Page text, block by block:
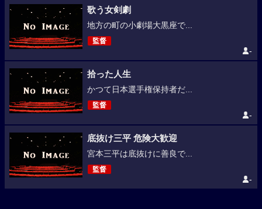
歌う女剣劇
地方の町の小劇場大黒座で...
監督
-
拾った人生
かつて日本選手権保持者だ...
監督
-
底抜け三平 危険大歓迎
宮本三平は底抜けに善良で...
監督
-